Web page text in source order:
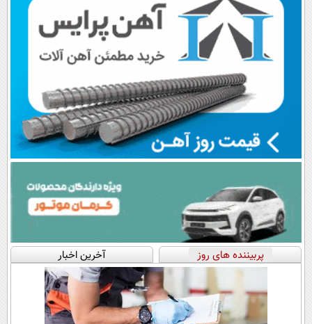
پربیننده های روز آخرین اخبار